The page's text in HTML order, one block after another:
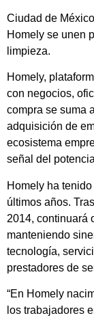
Ciudad de
Homely se unen
limpieza.
Homely,
con negocios,
compra se suma
adquisición de
ecosistema
señal del
Homely ha
últimos años.
2014, continuará
manteniendo
tecnología,
prestadores de
“En Homely
los trabajadores